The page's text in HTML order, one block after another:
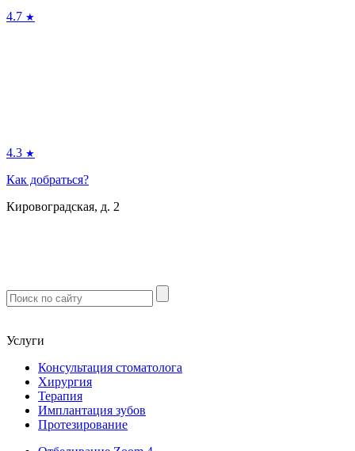
4.7 ★
4.3 ★
Как добраться?
Кировоградская, д. 2
Услуги
Консультация стоматолога
Хирургия
Терапия
Имплантация зубов
Протезирование